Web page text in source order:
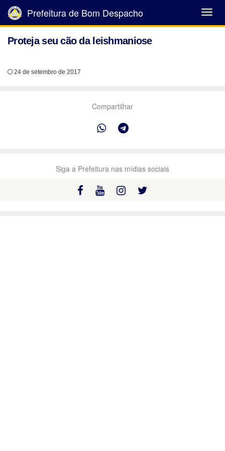
Abrir
Menu
Prefeitura de Bom Despacho
Proteja seu cão da leishmaniose
24 de setembro de 2017
Compartilhar
Siga a Prefeitura nas mídias sociais